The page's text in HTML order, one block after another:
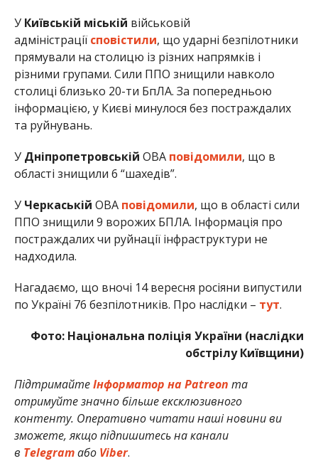
У Київській міській військовій
адміністрації сповістили, що ударні безпілотники
прямували на столицю із різних напрямків і
різними групами. Сили ППО знищили навколо
столиці близько 20-ти БпЛА. За попередньою
інформацією, у Києві минулося без постраждалих
та руйнувань.
У Дніпропетровській ОВА повідомили, що в
області знищили 6 “шахедів”.
У Черкаській ОВА повідомили, що в області сили
ППО знищили 9 ворожих БПЛА. Інформація про
постраждалих чи руйнації інфраструктури не
надходила.
Нагадаємо, що вночі 14 вересня росіяни випустили
по Україні 76 безпілотників. Про наслідки – тут.
Фото: Національна поліція України (наслідки
обстрілу Київщини)
ПідтримайтеІнформатор на Patreon та
отримуйте значно більше ексклюзивного
контенту. Оперативно читати наші новини ви
зможете, якщо підпишитесь на канали
в Telegramабо Vibеr.